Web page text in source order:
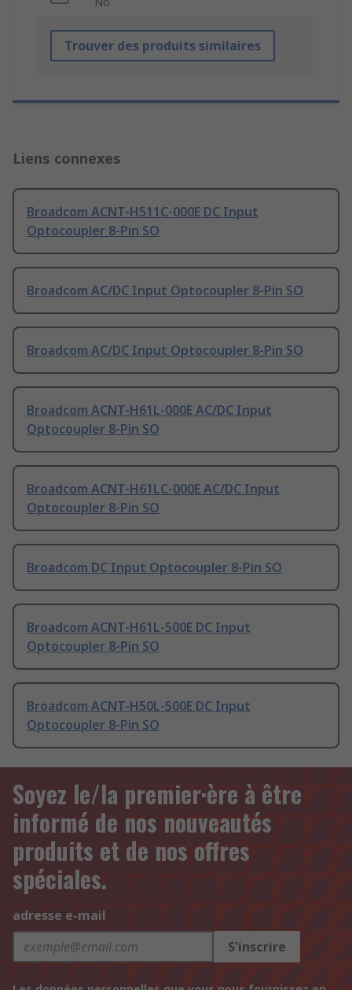
Trouver des produits similaires
Liens connexes
Broadcom ACNT-H511C-000E DC Input
Optocoupler 8-Pin SO
Broadcom AC/DC Input Optocoupler 8-Pin SO
Broadcom AC/DC Input Optocoupler 8-Pin SO
Broadcom ACNT-H61L-000E AC/DC Input
Optocoupler 8-Pin SO
Broadcom ACNT-H61LC-000E AC/DC Input
Optocoupler 8-Pin SO
Broadcom DC Input Optocoupler 8-Pin SO
Broadcom ACNT-H61L-500E DC Input
Optocoupler 8-Pin SO
Broadcom ACNT-H50L-500E DC Input
Optocoupler 8-Pin SO
Soyez le/la premier·ère à être
informé de nos nouveautés
produits et de nos offres
spéciales.
adresse e-mail
S'inscrire